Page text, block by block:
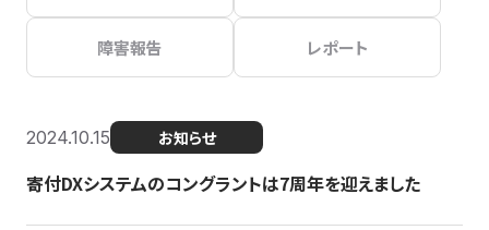
障害報告 レポート
2024.10.15 お知らせ
寄付DXシステムのコングラントは7周年を迎えました